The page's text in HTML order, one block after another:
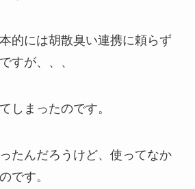
的には胡散臭い連携に頼らず
すが、、、
しまったのです。
たんだろうけど、使ってなか
です。